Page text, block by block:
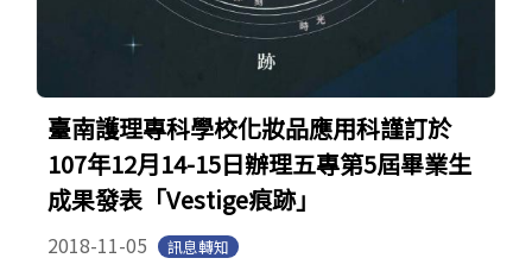
臺南護理專科學校化妝品應用科謹訂於
107年12月14-15日辦理五專第5屆畢業生
成果發表「Vestige痕跡」
2018-11-05 訊息轉知